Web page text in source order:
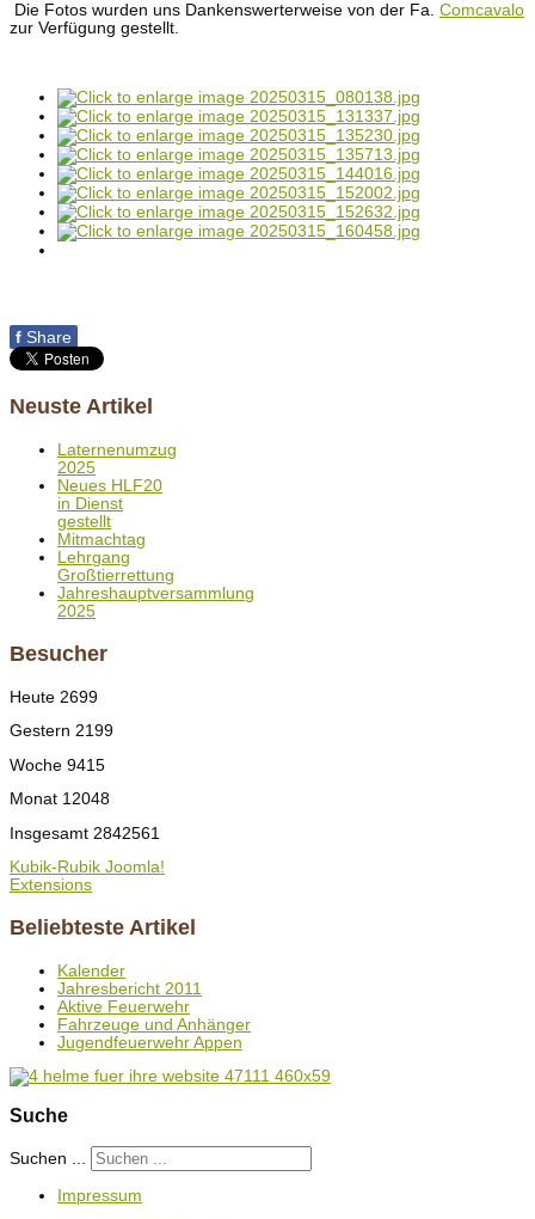
Die Fotos wurden uns Dankenswerterweise von der Fa. Comcavalo
zur Verfügung gestellt.
f Share
Neuste Artikel
Laternenumzug
2025
Neues HLF20
in Dienst
gestellt
Mitmachtag
Lehrgang
Großtierrettung
Jahreshauptversammlung
2025
Besucher
Heute 2699
Gestern 2199
Woche 9415
Monat 12048
Insgesamt 2842561
Kubik-Rubik Joomla!
Extensions
Beliebteste Artikel
Kalender
Jahresbericht 2011
Aktive Feuerwehr
Fahrzeuge und Anhänger
Jugendfeuerwehr Appen
Suche
Suchen ...
Impressum